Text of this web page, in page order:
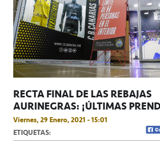
RECTA FINAL DE LAS REBAJAS
AURINEGRAS: ¡ÚLTIMAS
Viernes, 29 Enero, 2021 - 15:01
ETIQUETAS: